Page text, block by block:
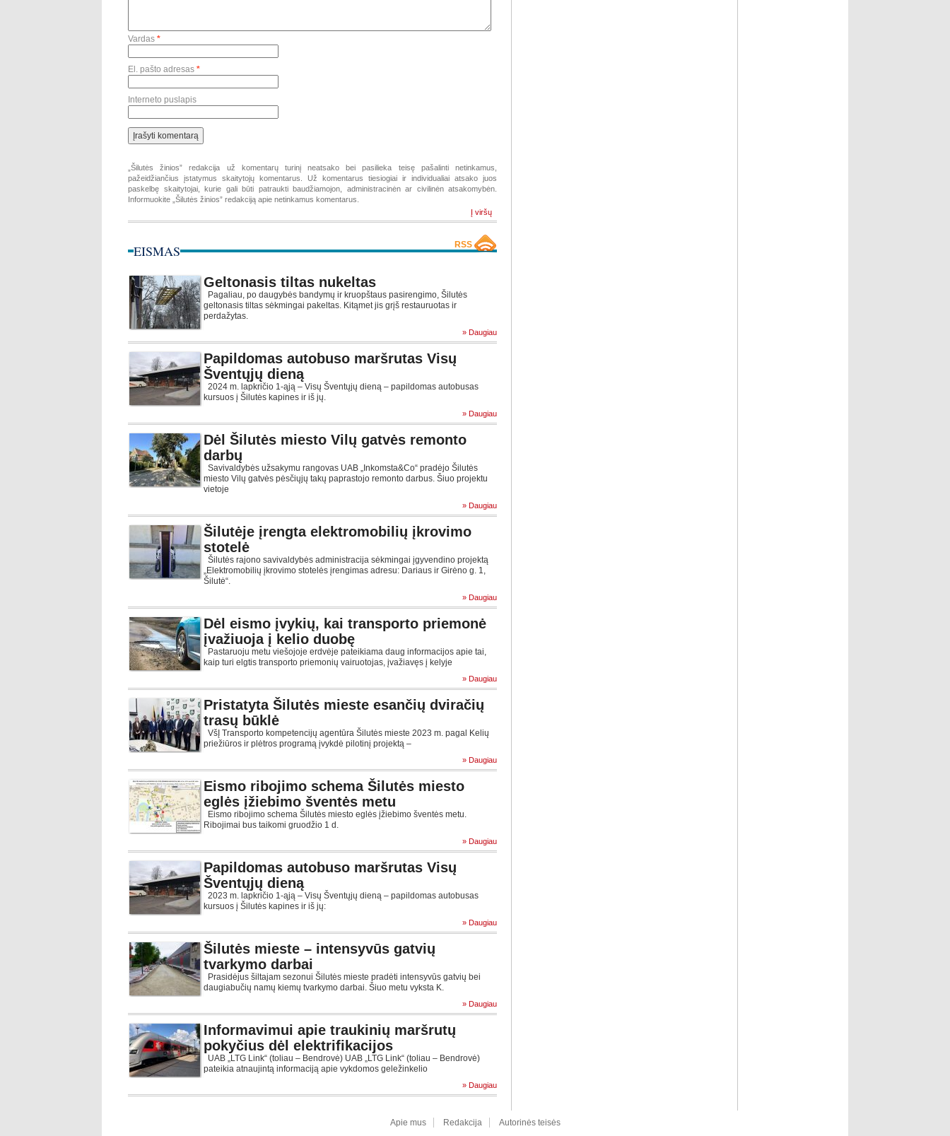
Vardas *
El. pašto adresas *
Interneto puslapis
„Šilutės žinios” redakcija už komentarų turinį neatsako bei pasilieka teisę pašalinti netinkamus,
pažeidžiančius įstatymus skaitytojų komentarus. Už komentarus tiesiogiai ir individualiai atsako juos
paskelbę skaitytojai, kurie gali būti patraukti baudžiamojon, administracinėn ar civilinėn atsakomybėn.
Informuokite „Šilutės žinios” redakciją apie netinkamus komentarus.
Į viršų
EISMAS RSS
Geltonasis tiltas nukeltas
Pagaliau, po daugybės bandymų ir kruopštaus pasirengimo, Šilutės
geltonasis tiltas sėkmingai pakeltas. Kitąmet jis grįš restauruotas ir
perdažytas.
» Daugiau
Papildomas autobuso maršrutas Visų
Šventųjų dieną
2024 m. lapkričio 1-ąją – Visų Šventųjų dieną – papildomas autobusas
kursuos į Šilutės kapines ir iš jų.
» Daugiau
Dėl Šilutės miesto Vilų gatvės remonto
darbų
Savivaldybės užsakymu rangovas UAB „Inkomsta&Co“ pradėjo Šilutės
miesto Vilų gatvės pėsčiųjų takų paprastojo remonto darbus. Šiuo projektu
vietoje
» Daugiau
Šilutėje įrengta elektromobilių įkrovimo
stotelė
Šilutės rajono savivaldybės administracija sėkmingai įgyvendino projektą
„Elektromobilių įkrovimo stotelės įrengimas adresu: Dariaus ir Girėno g. 1,
Šilutė“.
» Daugiau
Dėl eismo įvykių, kai transporto priemonė
įvažiuoja į kelio duobę
Pastaruoju metu viešojoje erdvėje pateikiama daug informacijos apie tai,
kaip turi elgtis transporto priemonių vairuotojas, įvažiavęs į kelyje
» Daugiau
Pristatyta Šilutės mieste esančių dviračių
trasų būklė
VšĮ Transporto kompetencijų agentūra Šilutės mieste 2023 m. pagal Kelių
priežiūros ir plėtros programą įvykdė pilotinį projektą –
» Daugiau
Eismo ribojimo schema Šilutės miesto
eglės įžiebimo šventės metu
Eismo ribojimo schema Šilutės miesto eglės įžiebimo šventės metu.
Ribojimai bus taikomi gruodžio 1 d.
» Daugiau
Papildomas autobuso maršrutas Visų
Šventųjų dieną
2023 m. lapkričio 1-ąją – Visų Šventųjų dieną – papildomas autobusas
kursuos į Šilutės kapines ir iš jų:
» Daugiau
Šilutės mieste – intensyvūs gatvių
tvarkymo darbai
Prasidėjus šiltajam sezonui Šilutės mieste pradėti intensyvūs gatvių bei
daugiabučių namų kiemų tvarkymo darbai. Šiuo metu vyksta K.
» Daugiau
Informavimui apie traukinių maršrutų
pokyčius dėl elektrifikacijos
UAB „LTG Link“ (toliau – Bendrovė) UAB „LTG Link“ (toliau – Bendrovė)
pateikia atnaujintą informaciją apie vykdomos geležinkelio
» Daugiau
Apie mus Redakcija Autorinės teisės